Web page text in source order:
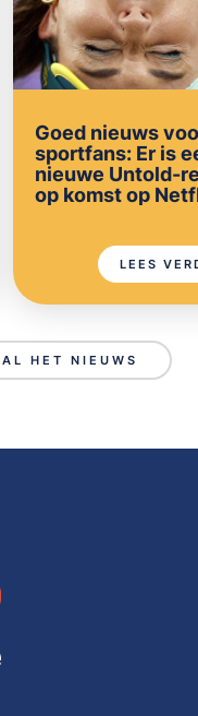
Goed nieuws
sportfans: Er is
nieuwe Untold-
op komst op
LEES
AL HET NIEUWS